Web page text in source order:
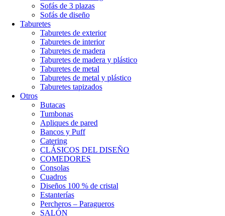
Sofás de 3 plazas
Sofás de diseño
Taburetes
Taburetes de exterior
Taburetes de interior
Taburetes de madera
Taburetes de madera y plástico
Taburetes de metal
Taburetes de metal y plástico
Taburetes tapizados
Otros
Butacas
Tumbonas
Apliques de pared
Bancos y Puff
Catering
CLÁSICOS DEL DISEÑO
COMEDORES
Consolas
Cuadros
Diseños 100 % de cristal
Estanterías
Percheros – Paragueros
SALÓN